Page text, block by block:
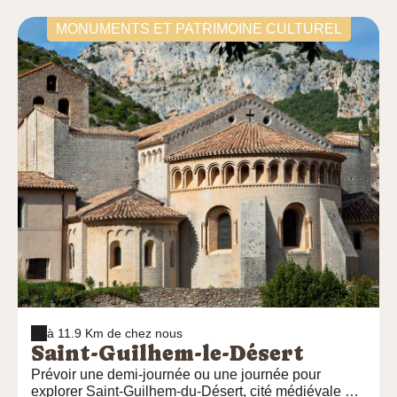
plages, 1 heure d'Agde, de Vias, de Marseillan-
plage, de Palavas et de La grande Motte notre base
vous accueille tous les jours de début avril à fin
octobre. Conditions requises pour effectuer une
descente, être âgé au minimum de 6 ans et savoir
nager 25 mètres.
MONUMENTS ET PATRIMOINE CULTUREL
à 11.9 Km de chez nous
Saint-Guilhem-le-Désert
Prévoir une demi-journée ou une journée pour
explorer Saint-Guilhem-du-Désert, cité médiévale qui